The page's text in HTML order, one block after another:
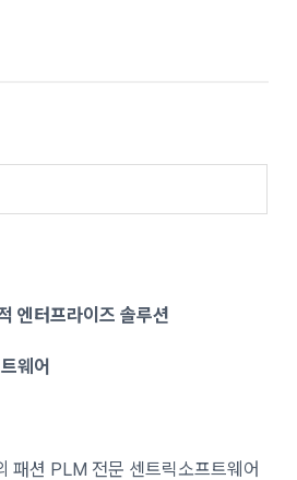
엔터프라이즈 솔루션
웨어
패션 PLM 전문 센트릭소프트웨어